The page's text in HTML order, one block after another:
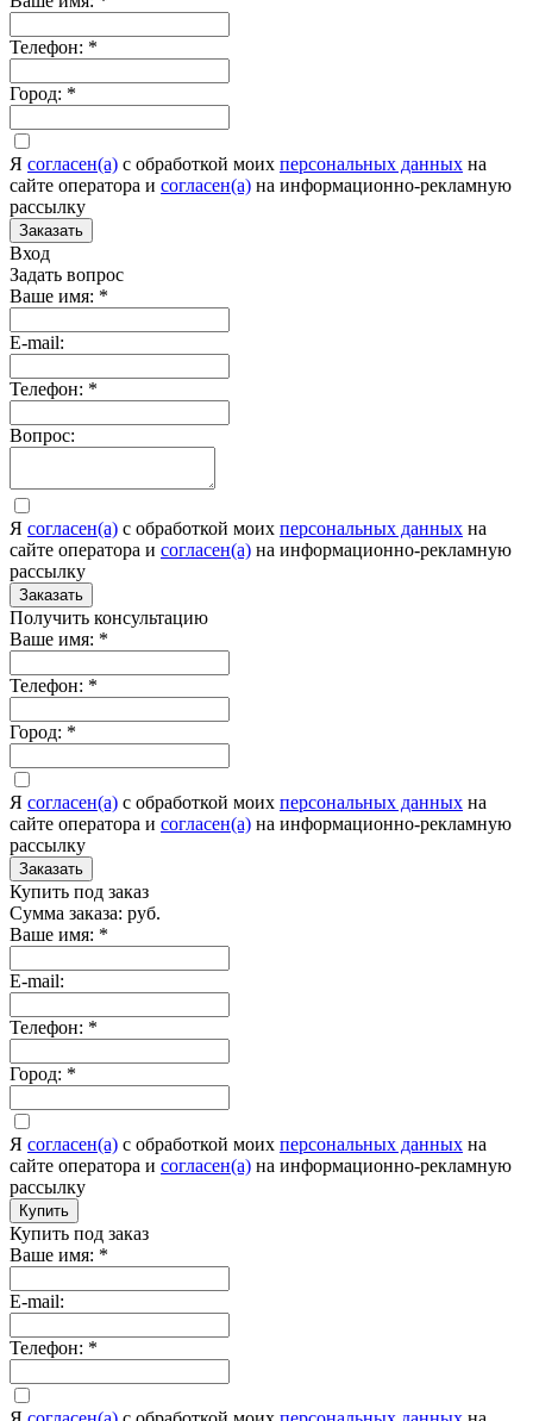
Телефон: *
Город: *
Я согласен(а) c обработкой моих персональных данных на
сайте оператора и согласен(а) на информационно-рекламную
рассылку
Заказать
Вход
Задать вопрос
Ваше имя: *
E-mail:
Телефон: *
Вопрос:
Я согласен(а) c обработкой моих персональных данных на
сайте оператора и согласен(а) на информационно-рекламную
рассылку
Заказать
Получить консультацию
Ваше имя: *
Телефон: *
Город: *
Я согласен(а) c обработкой моих персональных данных на
сайте оператора и согласен(а) на информационно-рекламную
рассылку
Заказать
Купить под заказ
Сумма заказа: руб.
Ваше имя: *
E-mail:
Телефон: *
Город: *
Я согласен(а) c обработкой моих персональных данных на
сайте оператора и согласен(а) на информационно-рекламную
рассылку
Купить
Купить под заказ
Ваше имя: *
E-mail:
Телефон: *